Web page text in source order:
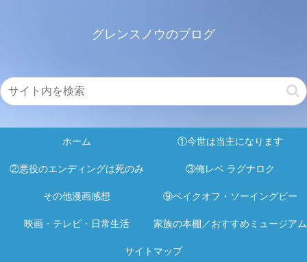
グレンスノウのブログ
ホーム ①今世は当主になります
②悪役のエンディングは死のみ ③俺レベ ラグナロク
その他漫画感想 ⑨ベイクオフ・ソーイングビー
映画・テレビ・日常生活 家族の本棚／おすすめミュージアム
サイトマップ